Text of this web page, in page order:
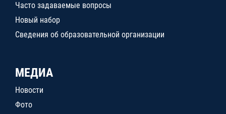
Часто задаваемые вопросы
Новый набор
Сведения об образовательной организации
МЕДИА
Новости
Фото